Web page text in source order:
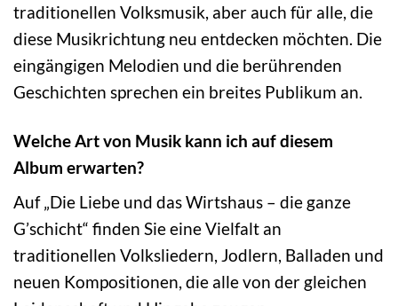
traditionellen Volksmusik, aber auch für alle, die
diese Musikrichtung neu entdecken möchten. Die
eingängigen Melodien und die berührenden
Geschichten sprechen ein breites Publikum an.
Welche Art von Musik kann ich auf diesem
Album erwarten?
Auf „Die Liebe und das Wirtshaus – die ganze
G’schicht“ finden Sie eine Vielfalt an
traditionellen Volksliedern, Jodlern, Balladen und
neuen Kompositionen, die alle von der gleichen